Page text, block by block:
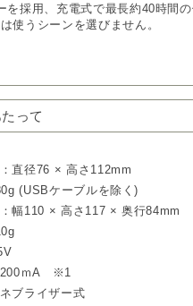
を採用、充電式で最長約40時間の
使うシーンを選びません。
ず、空気の圧力でエッセンシャル
ます。
トアロマ社製10mlボトル専用で
える充電式
リチウムイオン充電池を搭載。
で最長約40時間（Miモード時）稼
レスのため、寝室・リビング・
広げます。
イマーは2時間 / 6時間 / 12時間の
心して使えます。
って
直径76 × 高さ112mm
(USBケーブルを除く)
：幅110 × 高さ117 × 奥行84mm
200ｍA ※1
ブライザー式